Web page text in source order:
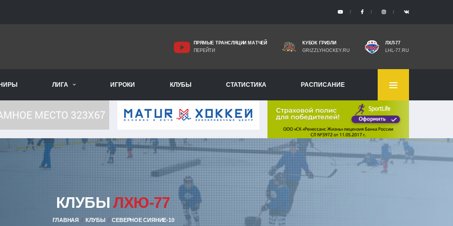
ПРЯМЫЕ ТРАНСЛЯЦИИ МАТЧЕЙ
ПЕРЕЙТИ
КУБОК ГРИЗЛИ
GRIZZLYHOCKEY.RU
ЛХЛ-77
LHL-77.RU
ЛИГА ИГРОКИ КЛУБЫ СТАТИСТИКА РАСПИСАНИЕ
КЛУБЫЛХЮ-77
ГЛАВНАЯ КЛУБЫ СЕВЕРНОЕ СИЯНИЕ-10